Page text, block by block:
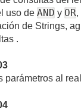
uso de AND y OR,
de Strings,
.
parámetros al